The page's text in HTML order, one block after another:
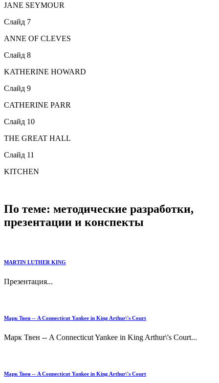
JANE SEYMOUR
Слайд 7
ANNE OF CLEVES
Слайд 8
KATHERINE HOWARD
Слайд 9
CATHERINE PARR
Слайд 10
THE GREAT HALL
Слайд 11
KITCHEN
По теме: методические разработки,
презентации и конспекты
MARTIN LUTHER KING
Презентация...
Марк Твен -- A Connecticut Yankee in King Arthur\'s Court
Марк Твен -- A Connecticut Yankee in King Arthur\'s Court...
Марк Твен -- A Connecticut Yankee in King Arthur\'s Court